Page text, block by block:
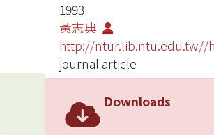
1993
黃志典
http://ntur.lib.ntu.edu.tw//
journal article
Downloads